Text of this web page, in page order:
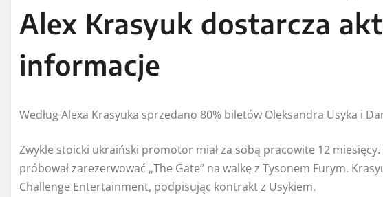
Alex Krasyuk dostarcza
informacje
Według Alexa Krasyuka sprzedano 80% biletów Oleksandra Usyka i
Zwykle stoicki ukraiński promotor miał za sobą pracowite 12
próbował zarezerwować „The Gate” na walkę z Tysonem Furym.
Challenge Entertainment, podpisując kontrakt z Usykiem.